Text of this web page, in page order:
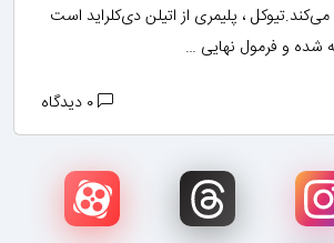
، پلیمری از اتیلن دی‌کلراید است
شده و فرمول نهایی …